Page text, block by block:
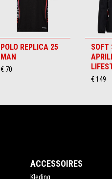
POLO REPLICA 25
MAN
€ 70
SOFT
€ 149
ACCESSOIRES
Kleding